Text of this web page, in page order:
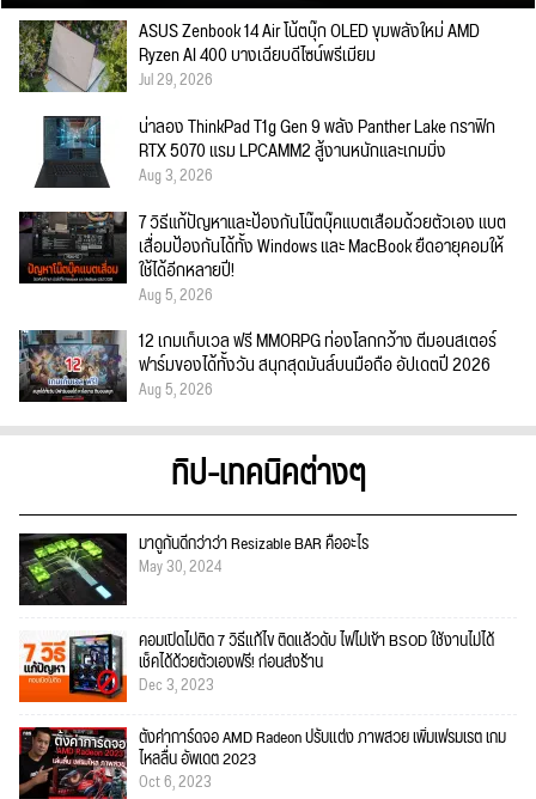
ASUS Zenbook 14 Air โน้ตบุ๊ก OLED ขุมพลังใหม่ AMD
Ryzen AI 400 บางเฉียบดีไซน์พรีเมียม
Jul 29, 2026
น่าลอง ThinkPad T1g Gen 9 พลัง Panther Lake กราฟิก
RTX 5070 แรม LPCAMM2 สู้งานหนักและเกมมิ่ง
Aug 3, 2026
7 วิธีแก้ปัญหาและป้องกันโน๊ตบุ๊คแบตเสื่อมด้วยตัวเอง แบต
เสื่อมป้องกันได้ทั้ง Windows และ MacBook ยืดอายุคอมให้
ใช้ได้อีกหลายปี!
Aug 5, 2026
12 เกมเก็บเวล ฟรี MMORPG ท่องโลกกว้าง ตีมอนสเตอร์
ฟาร์มของได้ทั้งวัน สนุกสุดมันส์บนมือถือ อัปเดตปี 2026
Aug 5, 2026
ทิป-เทคนิคต่างๆ
มาดูกันดีกว่าว่า Resizable BAR คืออะไร
May 30, 2024
คอมเปิดไม่ติด 7 วิธีแก้ไข ติดแล้วดับ ไฟไม่เข้า BSOD ใช้งานไม่ได้
เช็คได้ด้วยตัวเองฟรี! ก่อนส่งร้าน
Dec 3, 2023
ตั้งค่าการ์ดจอ AMD Radeon ปรับแต่ง ภาพสวย เพิ่มเฟรมเรต เกม
ไหลลื่น อัพเดต 2023
Oct 6, 2023